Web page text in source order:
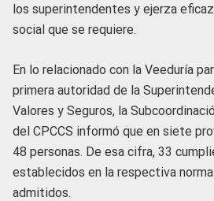
los superintendentes y ejerza
social que se requiere.
En lo relacionado con la Veeduría
primera autoridad de la
Valores y Seguros, la
del CPCCS informó que en siete
48 personas. De esa cifra, 33
establecidos en la respectiva
admitidos.